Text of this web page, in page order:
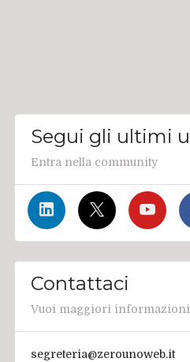
Segui gli ultimi
Entra nella community
Contattaci
Vuoi maggiori
segreteria@zerounoweb.it